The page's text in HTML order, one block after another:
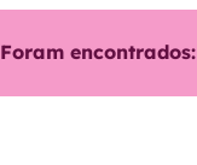
Foram encontrados: